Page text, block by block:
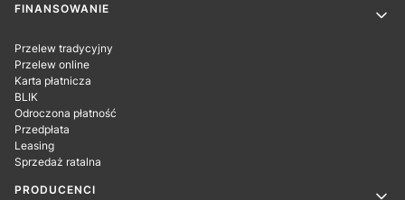
Linki w stopce
FINANSOWANIE
Przelew tradycyjny
Przelew online
Karta płatnicza
BLIK
Odroczona płatność
Przedpłata
Leasing
Sprzedaż ratalna
PRODUCENCI